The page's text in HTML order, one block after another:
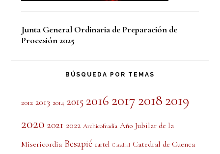
Junta General Ordinaria de Preparación de
Procesión 2025
BÚSQUEDA POR TEMAS
2012 2013 2014 2015 2016 2017 2018 2019
2020 2021 2022 Archicofradía Año Jubilar de la
Misericordia Besapié cartel Catedral Catedral de Cuenca